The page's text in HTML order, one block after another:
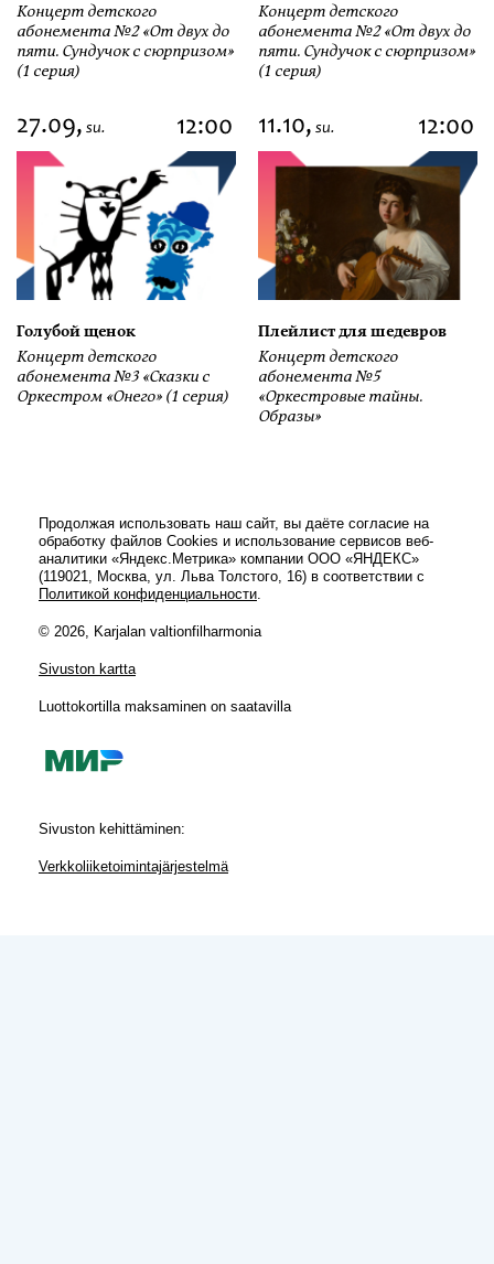
Концерт детского
абонемента №2 «От двух до
пяти. Сундучок с сюрпризом»
(1 серия)
Концерт детского
абонемента №2 «От двух до
пяти. Сундучок с сюрпризом»
(1 серия)
27.09, su. 12:00
Голубой щенок
Концерт детского
абонемента №3 «Сказки с
Оркестром «Онего» (1 серия)
11.10, su. 12:00
Плейлист для шедевров
Концерт детского
абонемента №5
«Оркестровые тайны.
Образы»
Продолжая использовать наш сайт, вы даёте согласие на
обработку файлов Cookies и использование сервисов веб-
аналитики «Яндекс.Метрика» компании ООО «ЯНДЕКС»
(119021, Москва, ул. Льва Толстого, 16) в соответствии с
Политикой конфиденциальности.
© 2026, Karjalan valtionfilharmonia
Sivuston kartta
Luottokortilla maksaminen on saatavilla
Sivuston kehittäminen:
Verkkoliiketoimintajärjestelmä